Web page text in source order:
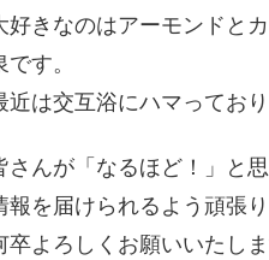
好きなのはアーモンドと
です。
近は交互浴にハマっており
さんが「なるほど！」と
報を届けられるよう頑張り
卒よろしくお願いいたしま